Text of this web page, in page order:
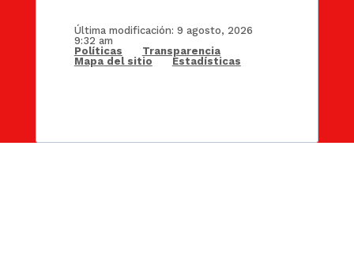
Última modificación: 9 agosto, 2026
9:32 am
Políticas
Transparencia
Mapa del sitio
Estadísticas